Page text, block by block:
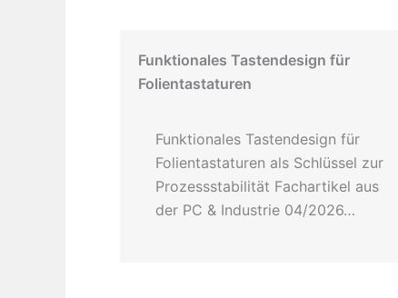
Funktionales Tastendesign für
Folientastaturen
Funktionales Tastendesign für
Folientastaturen als Schlüssel zur
Prozessstabilität Fachartikel aus
der PC & Industrie 04/2026…